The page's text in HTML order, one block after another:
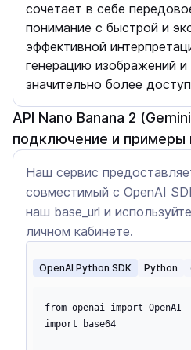
сочетает в себе
понимание с быстрой и
эффективной
генерацию изображений и
значительно более
API Nano Banana 2
подключение и примеры
Наш сервис
совместимый с OpenAI
наш base_url и
личном кабинете.
OpenAI Python SDK Python
from openai import OpenAI
import base64